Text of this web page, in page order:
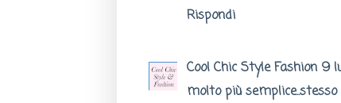
Rispondi
Cool Chic Style Fashion 9
molto più